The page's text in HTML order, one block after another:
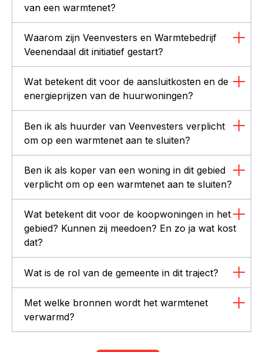
van een warmtenet?
Waarom zijn Veenvesters en Warmtebedrijf
Veenendaal dit initiatief gestart?
Wat betekent dit voor de aansluitkosten en de
energieprijzen van de huurwoningen?
Ben ik als huurder van Veenvesters verplicht
om op een warmtenet aan te sluiten?
Ben ik als koper van een woning in dit gebied
verplicht om op een warmtenet aan te sluiten?
Wat betekent dit voor de koopwoningen in het
gebied? Kunnen zij meedoen? En zo ja wat kost
dat?
Wat is de rol van de gemeente in dit traject?
Met welke bronnen wordt het warmtenet
verwarmd?